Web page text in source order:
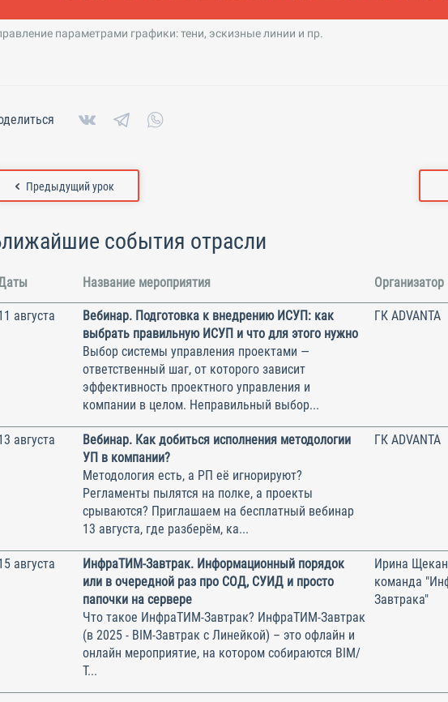
параметрами графики: тени, эскизные линии и пр.
Предыдущий урок
события отрасли
Название мероприятия Организатор
августа
Вебинар. Подготовка к внедрению ИСУП: как
выбрать правильную ИСУП и что для этого нужно
Выбор системы управления проектами —
ответственный шаг, от которого зависит
эффективность проектного управления и
компании в целом. Неправильный выбор...
ГК ADVANTA
августа
Вебинар. Как добиться исполнения методологии
УП в компании?
Методология есть, а РП её игнорируют?
Регламенты пылятся на полке, а проекты
срываются? Приглашаем на бесплатный вебинар
13 августа, где разберём, ка...
ГК ADVANTA
августа
ИнфраТИМ-Завтрак. Информационный порядок
или в очередной раз про СОД, СУИД и просто
папочки на сервере
Что такое ИнфраТИМ-Завтрак? ИнфраТИМ-Завтрак
(в 2025 - BIM-Завтрак с Линейкой) – это офлайн и
онлайн мероприятие, на котором собираются BIM/
Т...
Ирина
команда
Завтрака"